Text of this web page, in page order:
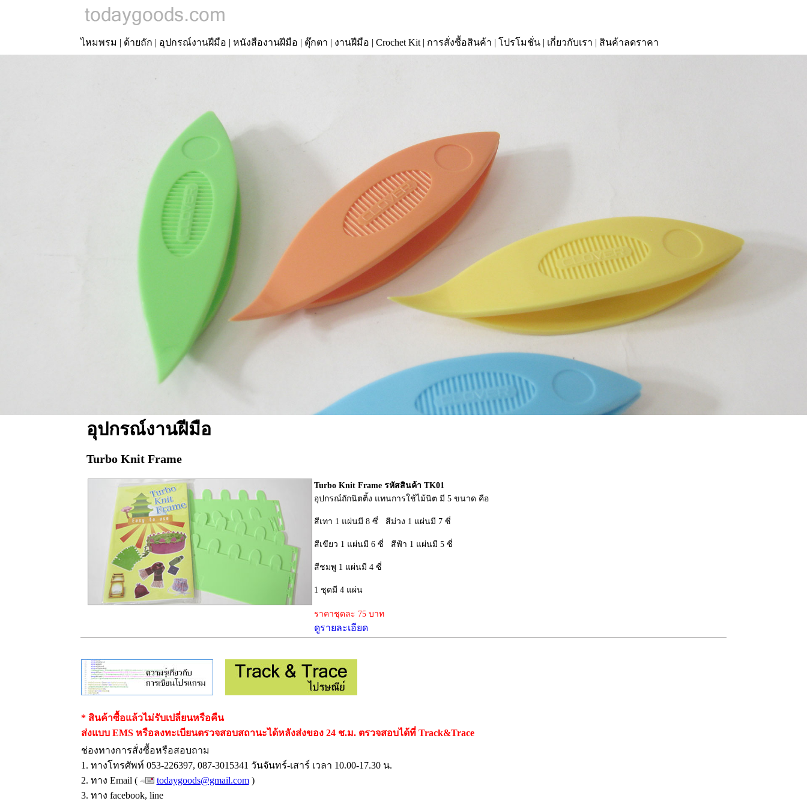
ไหมพรม | ด้ายถัก | อุปกรณ์งานฝีมือ |หนังสืองานฝีมือ | ตุ๊กตา | งานฝีมือ |Crochet Kit | การสั่งซื้อสินค้า |โปรโมชั่น | เกี่ยวกับเรา | สินค้าลดราคา
อุปกรณ์งานฝีมือ
Turbo Knit Frame
Turbo Knit Frame รหัสสินค้า TK01
อุปกรณ์ถักนิตติ้ง แทนการใช้ไม้นิต มี 5 ขนาด คือ
สีเทา 1 แผ่นมี 8 ซี่ สีม่วง 1 แผ่นมี 7 ซี่
สีเขียว 1 แผ่นมี 6 ซี่ สีฟ้า 1 แผ่นมี 5 ซี่
สีชมพู 1 แผ่นมี 4 ซี่
1 ชุดมี 4 แผ่น
ราคาชุดละ 75 บาท
ดูรายละเอียด
* สินค้าซื้อแล้วไม่รับเปลี่ยนหรือคืน
ส่งแบบ EMS หรือลงทะเบียนตรวจสอบสถานะได้หลังส่งของ 24 ช.ม. ตรวจสอบได้ที่ Track&Trace
ช่องทางการสั่งซื้อหรือสอบถาม
1. ทางโทรศัพท์ 053-226397, 087-3015341 วันจันทร์-เสาร์ เวลา 10.00-17.30 น.
2. ทาง Email (
todaygoods@gmail.com)
3. ทาง facebook, line